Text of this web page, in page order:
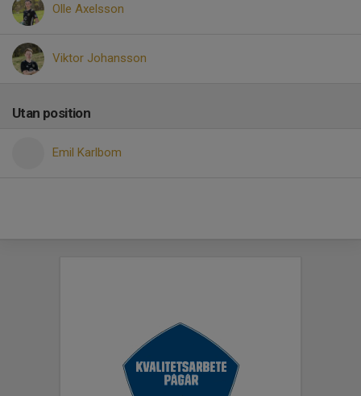
Olle Axelsson
Viktor Johansson
Utan position
Emil Karlbom